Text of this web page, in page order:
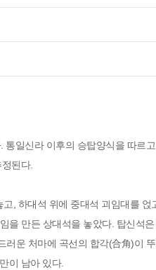
일신라 이후의 승탑양식을 따르
된다.
, 하대석 위에 중대석 괴임대를
만든 상대석을 놓았다. 탑신석
운 처마에 곡선의 합각(合角)이
이 남아 있다.